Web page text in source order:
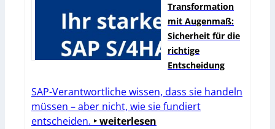
Transformation
mit Augenmaß:
Sicherheit für die
richtige
Entscheidung
SAP-Verantwortliche wissen, dass sie handeln
müssen – aber nicht, wie sie fundiert
entscheiden. ‣ weiterlesen